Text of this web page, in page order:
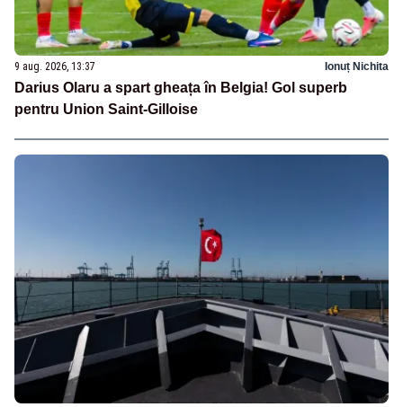
9 aug. 2026, 13:37 Ionuț Nichita
Darius Olaru a spart gheața în Belgia! Gol superb
pentru Union Saint-Gilloise